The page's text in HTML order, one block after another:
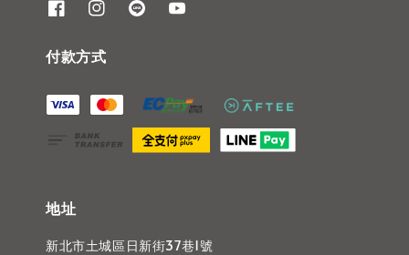
付款方式
地址
新北市土城區日新街37巷1號